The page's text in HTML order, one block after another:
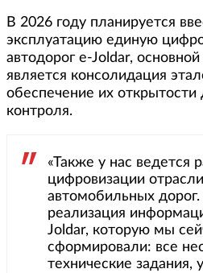
В 2026 году планируется
эксплуатацию единую
автодорог e-Joldar,
является консолидация
обеспечение их
контроля.
«Также у нас ведется
цифровизации
автомобильных дорог.
реализация
Joldar, которую мы
сформировали: все
технические задания,